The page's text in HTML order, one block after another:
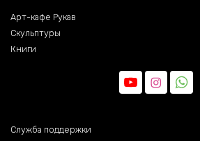
Арт-кафе Рукав
Скульптуры
Книги
Служба поддержки